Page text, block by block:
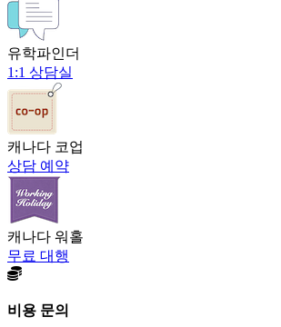
유학파인더
1:1 상담실
캐나다 코업
상담 예약
캐나다 워홀
무료 대행
비용 문의